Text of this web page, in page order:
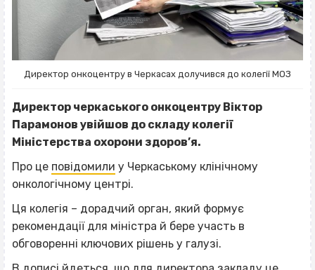
Директор онкоцентру в Черкасах долучився до колегії МОЗ
Директор черкаського онкоцентру Віктор
Парамонов увійшов до складу колегії
Міністерства охорони здоров’я.
Про це повідомили у Черкаському клінічному
онкологічному центрі.
Ця колегія – дорадчий орган, який формує
рекомендації для міністра й бере участь в
обговоренні ключових рішень у галузі.